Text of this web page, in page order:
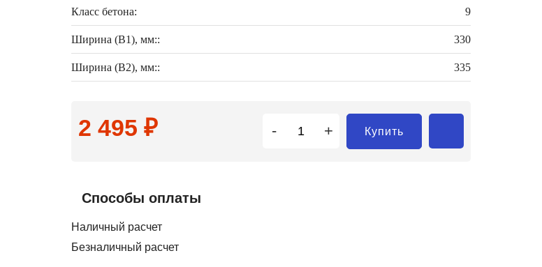
Класс бетона: 9
Ширина (B1), мм:: 330
Ширина (B2), мм:: 335
2 495 ₽ - + Купить
Способы оплаты
Наличный расчет
Безналичный расчет